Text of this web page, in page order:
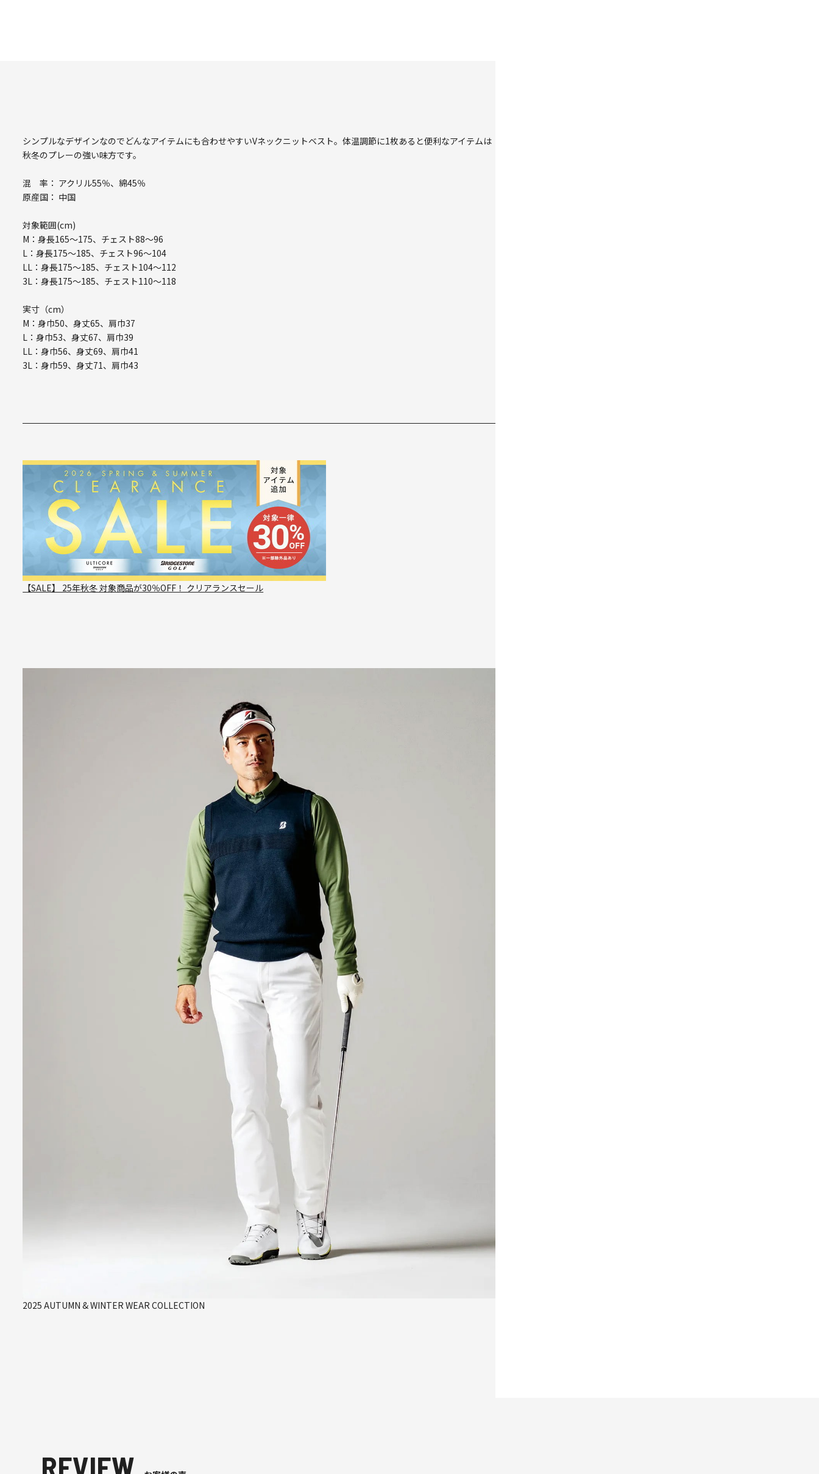
シンプルなデザインなのでどんなアイテムにも合わせやすいVネックニットベスト。体温調節に1枚あると便利なアイテムは
秋冬のプレーの強い味方です。
混 率： アクリル55％、綿45％
原産国： 中国
対象範囲(cm)
M：身長165～175、チェスト88～96
L：身長175～185、チェスト96～104
LL：身長175～185、チェスト104～112
3L：身長175～185、チェスト110～118
実寸（cm）
M：身巾50、身丈65、肩巾37
L：身巾53、身丈67、肩巾39
LL：身巾56、身丈69、肩巾41
3L：身巾59、身丈71、肩巾43
【SALE】 25年秋冬 対象商品が30％OFF！ クリアランスセール
2025 AUTUMN & WINTER WEAR COLLECTION